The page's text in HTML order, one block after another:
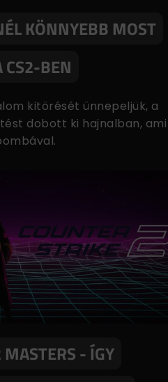
KÖNNYEBB MOST
CS2-BEN
kitörését ünnepeljük, a
dobott ki hajnalban, ami
- ÍGY